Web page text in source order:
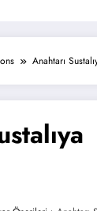
Anahtarı